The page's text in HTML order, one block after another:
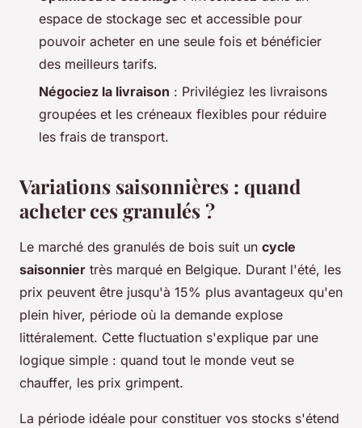
espace de stockage sec et accessible pour
pouvoir acheter en une seule fois et bénéficier
des meilleurs tarifs.
Négociez la livraison : Privilégiez les livraisons
groupées et les créneaux flexibles pour réduire
les frais de transport.
Variations saisonnières : quand
acheter ces granulés ?
Le marché des granulés de bois suit un cycle
saisonnier très marqué en Belgique. Durant l'été, les
prix peuvent être jusqu'à 15% plus avantageux qu'en
plein hiver, période où la demande explose
littéralement. Cette fluctuation s'explique par une
logique simple : quand tout le monde veut se
chauffer, les prix grimpent.
La période idéale pour constituer vos stocks s'étend